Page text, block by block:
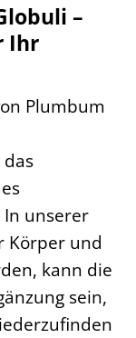
–
Ihr
Plumbum
unserer
Körper und
kann die
sein,